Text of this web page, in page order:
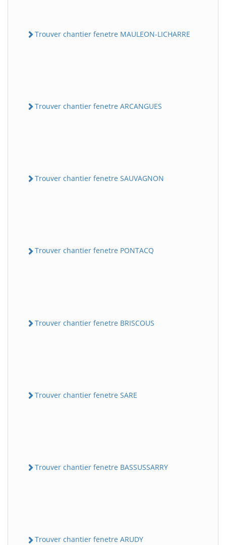
Trouver chantier fenetre MAULEON-LICHARRE
Trouver chantier fenetre ARCANGUES
Trouver chantier fenetre SAUVAGNON
Trouver chantier fenetre PONTACQ
Trouver chantier fenetre BRISCOUS
Trouver chantier fenetre SARE
Trouver chantier fenetre BASSUSSARRY
Trouver chantier fenetre ARUDY